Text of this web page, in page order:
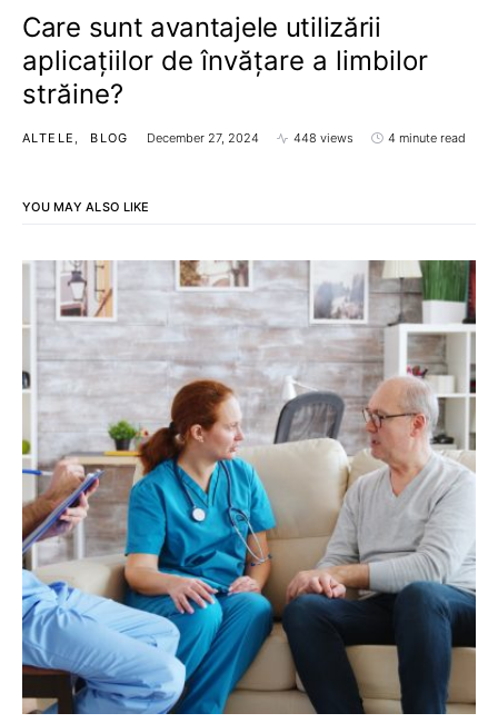
Care sunt avantajele utilizării
aplicațiilor de învățare a limbilor
străine?
ALTELE BLOG December 27, 2024 448 views 4 minute read
YOU MAY ALSO LIKE